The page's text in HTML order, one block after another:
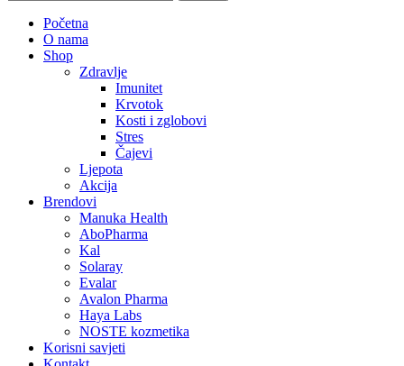
Početna
O nama
Shop
Zdravlje
Imunitet
Krvotok
Kosti i zglobovi
Stres
Čajevi
Ljepota
Akcija
Brendovi
Manuka Health
AboPharma
Kal
Solaray
Evalar
Avalon Pharma
Haya Labs
NOSTE kozmetika
Korisni savjeti